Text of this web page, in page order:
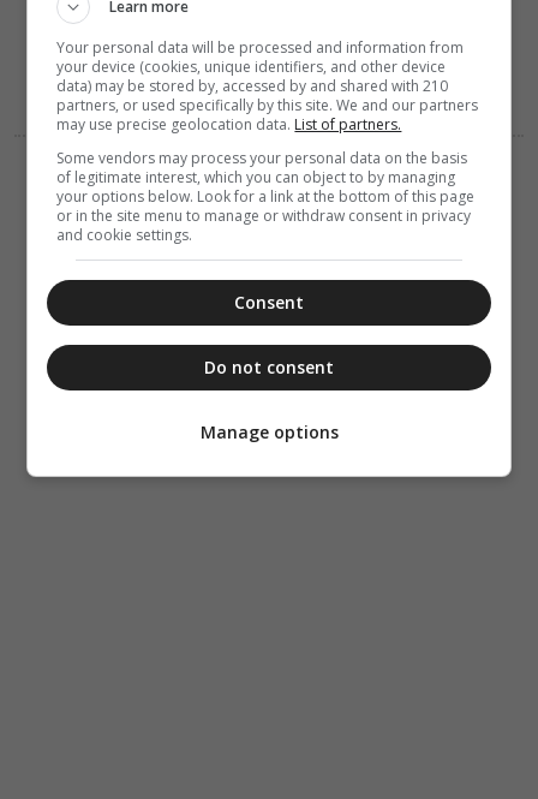
προσωνύμια
της Παναγίας
ΔΙΑΛΟΓΟΣ
07 Αυγούστου 2026
7:38
Η καταφατική
Learn more
Your personal data will be processed and information from
your device (cookies, unique identifiers, and other device
data) may be stored by, accessed by and shared with 210
partners, or used specifically by this site. We and our partners
may use precise geolocation data. List of partners.
Some vendors may process your personal data on the basis
of legitimate interest, which you can object to by managing
your options below. Look for a link at the bottom of this page
or in the site menu to manage or withdraw consent in privacy
and cookie settings.
Consent
Do not consent
Manage options